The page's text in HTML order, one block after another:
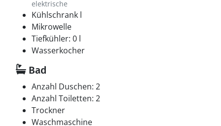
elektrische
Kühlschrank l
Mikrowelle
Tiefkühler: 0 l
Wasserkocher
Bad
Anzahl Duschen: 2
Anzahl Toiletten: 2
Trockner
Waschmaschine